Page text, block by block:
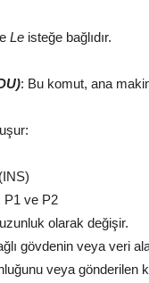
Le isteğe bağlıdır.
: Bu komut, ana
P1 ve P2
olarak değişir.
gövdenin veya veri
veya gönderilen